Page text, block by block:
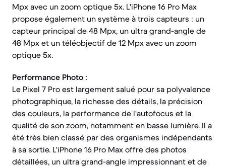
Mpx avec un zoom optique 5x. L'iPhone 16 Pro Max
propose également un système à trois capteurs : un
capteur principal de 48 Mpx, un ultra grand-angle de
48 Mpx et un téléobjectif de 12 Mpx avec un zoom
optique 5x.
Performance Photo :
Le Pixel 7 Pro est largement salué pour sa polyvalence
photographique, la richesse des détails, la précision
des couleurs, la performance de l'autofocus et la
qualité de son zoom, notamment en basse lumière. Il a
été très bien classé par des organismes indépendants
à sa sortie. L'iPhone 16 Pro Max offre des photos
détaillées, un ultra grand-angle impressionnant et de